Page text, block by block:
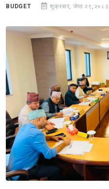
BUDGET शुक्रबार, जेष्ठ २९,२०८३